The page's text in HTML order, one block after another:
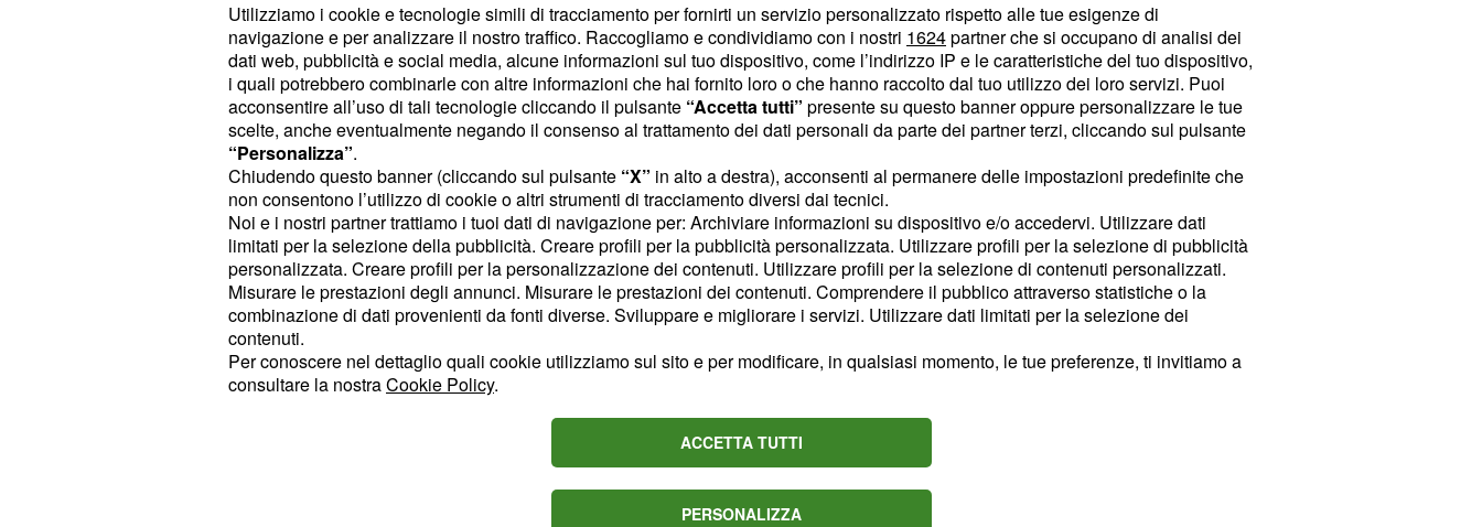
Il regista ha saputo equilibrare i vari aspetti così da renderla
una serie leggera e adatta a tutti.
Una serie da record
Il fenomenoMichael Jordancolpisce ancora. Nonostante
abbia ormai da tempo abbandonato il campo dabasket,
oggi si parla ancora molto di lui. E non solo per il suo
glorioso passato di schiacciate e canestri.
Utilizziamo i cookie e tecnologie simili di tracciamento per fornirti un servizio personalizzato rispetto alle tue esigenze di
navigazione e per analizzare il nostro traffico. Raccogliamo e condividiamo con i nostri 1624partner che si occupano di analisi dei
dati web, pubblicità e social media, alcune informazioni sul tuo dispositivo, come l’indirizzo IP e le caratteristiche del tuo dispositivo,
i quali potrebbero combinarle con altre informazioni che hai fornito loro o che hanno raccolto dal tuo utilizzo dei loro servizi. Puoi
acconsentire all’uso di tali tecnologie cliccando il pulsante “Accetta tutti” presente su questo banner oppure personalizzare le tue
scelte, anche eventualmente negando il consenso al trattamento dei dati personali da parte dei partner terzi, cliccando sul pulsante
“Personalizza”.
Chiudendo questo banner (cliccando sul pulsante “X” in alto a destra), acconsenti al permanere delle impostazioni predefinite che
non consentono l’utilizzo di cookie o altri strumenti di tracciamento diversi dai tecnici.
Noi e i nostri partner trattiamo i tuoi dati di navigazione per: Archiviare informazioni su dispositivo e/o accedervi. Utilizzare dati
limitati per la selezione della pubblicità. Creare profili per la pubblicità personalizzata. Utilizzare profili per la selezione di pubblicità
personalizzata. Creare profili per la personalizzazione dei contenuti. Utilizzare profili per la selezione di contenuti personalizzati.
Misurare le prestazioni degli annunci. Misurare le prestazioni dei contenuti. Comprendere il pubblico attraverso statistiche o la
combinazione di dati provenienti da fonti diverse. Sviluppare e migliorare i servizi. Utilizzare dati limitati per la selezione dei
contenuti.
Per conoscere nel dettaglio quali cookie utilizziamo sul sito e per modificare, in qualsiasi momento, le tue preferenze, ti invitiamo a
consultare la nostraCookie Policy.
ACCETTA TUTTI
PERSONALIZZA